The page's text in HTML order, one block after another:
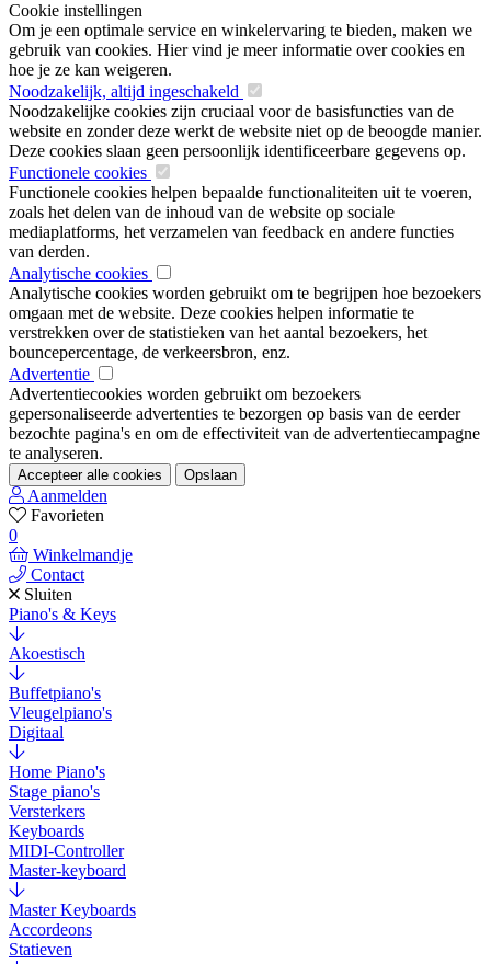
Cookie instellingen
Om je een optimale service en winkelervaring te bieden, maken we
gebruik van cookies. Hier vind je meer informatie over cookies en
hoe je ze kan weigeren.
Noodzakelijk, altijd ingeschakeld
Noodzakelijke cookies zijn cruciaal voor de basisfuncties van de
website en zonder deze werkt de website niet op de beoogde manier.
Deze cookies slaan geen persoonlijk identificeerbare gegevens op.
Functionele cookies
Functionele cookies helpen bepaalde functionaliteiten uit te voeren,
zoals het delen van de inhoud van de website op sociale
mediaplatforms, het verzamelen van feedback en andere functies
van derden.
Analytische cookies
Analytische cookies worden gebruikt om te begrijpen hoe bezoekers
omgaan met de website. Deze cookies helpen informatie te
verstrekken over de statistieken van het aantal bezoekers, het
bouncepercentage, de verkeersbron, enz.
Advertentie
Advertentiecookies worden gebruikt om bezoekers
gepersonaliseerde advertenties te bezorgen op basis van de eerder
bezochte pagina's en om de effectiviteit van de advertentiecampagne
te analyseren.
Accepteer alle cookies Opslaan
Aanmelden
Favorieten
0
Winkelmandje
Contact
Sluiten
Piano's & Keys
Akoestisch
Buffetpiano's
Vleugelpiano's
Digitaal
Home Piano's
Stage piano's
Versterkers
Keyboards
MIDI-Controller
Master-keyboard
Master Keyboards
Accordeons
Statieven